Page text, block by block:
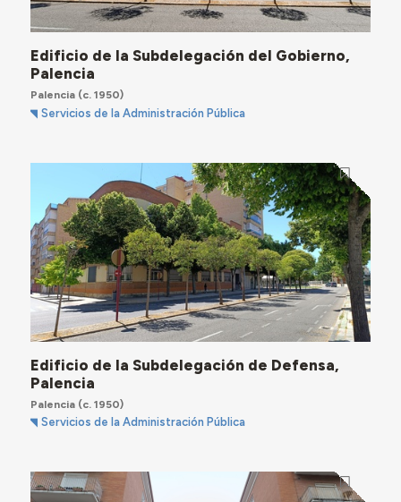
Edificio de la Subdelegación del Gobierno,
Palencia
Palencia(c. 1950)
Servicios de la Administración Pública
Edificio de la Subdelegación de Defensa,
Palencia
Palencia(c. 1950)
Servicios de la Administración Pública